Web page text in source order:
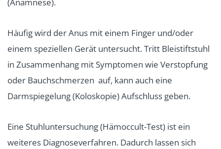
Häufig wird der Anus mit einem Finger und/oder
einem speziellen Gerät untersucht. Tritt Bleistiftstuhl
in Zusammenhang mit Symptomen wie Verstopfung
oder Bauchschmerzen auf, kann auch eine
Darmspiegelung (Koloskopie) Aufschluss geben.
Eine Stuhluntersuchung (Hämoccult-Test) ist ein
weiteres Diagnoseverfahren. Dadurch lassen sich